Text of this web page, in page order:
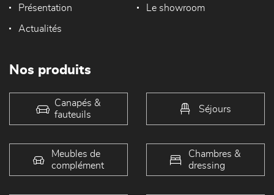
Présentation Le showroom
Actualités
Nos produits
Canapés &
fauteuils
Séjours
Meubles de
complément
Chambres &
dressing